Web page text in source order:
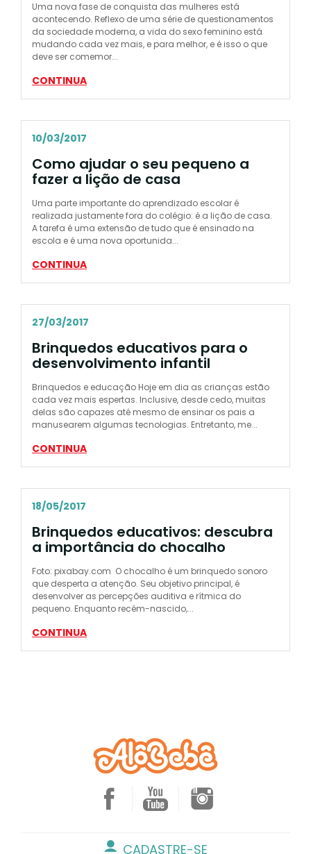
Uma nova fase de conquista das mulheres está
acontecendo. Reflexo de uma série de questionamentos
da sociedade moderna, a vida do sexo feminino está
mudando cada vez mais, e para melhor, e é isso o que
deve ser comemor...
CONTINUA
10/03/2017
Como ajudar o seu pequeno a
fazer a lição de casa
Uma parte importante do aprendizado escolar é
realizada justamente fora do colégio: é a lição de casa.
A tarefa é uma extensão de tudo que é ensinado na
escola e é uma nova oportunida...
CONTINUA
27/03/2017
Brinquedos educativos para o
desenvolvimento infantil
Brinquedos e educação Hoje em dia as crianças estão
cada vez mais espertas. Inclusive, desde cedo, muitas
delas são capazes até mesmo de ensinar os pais a
manusearem algumas tecnologias. Entretanto, me...
CONTINUA
18/05/2017
Brinquedos educativos: descubra
a importância do chocalho
Foto: pixabay.com O chocalho é um brinquedo sonoro
que desperta a atenção. Seu objetivo principal, é
desenvolver as percepções auditiva e rítmica do
pequeno. Enquanto recém-nascido,...
CONTINUA
CADASTRE-SE